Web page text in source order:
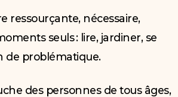
ressourçante, nécessaire,
seuls : lire, jardiner, se
de problématique.
des personnes de tous âges,